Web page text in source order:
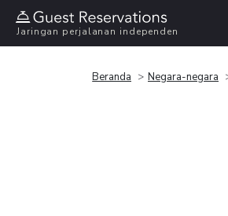
Jaringan perjalanan independen
Beranda Negara-negara